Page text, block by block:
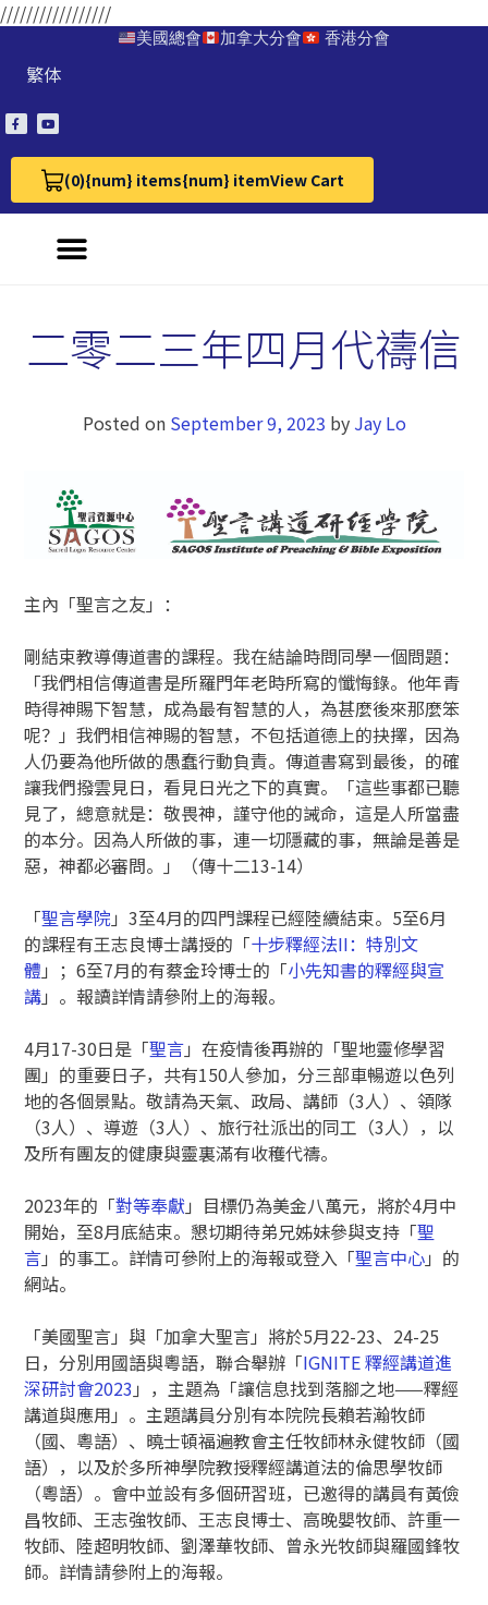
/////////////////
美國總會 加拿大分會 香港分會
繁体
(0)
View Cart 0{num} items{num} itemView Cart
二零二三年四月代禱信
Posted on September 9, 2023 by Jay Lo
主內「聖言之友」：
剛結束教導傳道書的課程。我在結論時問同學一個問題：
「我們相信傳道書是所羅門年老時所寫的懺悔錄。他年青
時得神賜下智慧，成為最有智慧的人，為甚麼後來那麼笨
呢？」我們相信神賜的智慧，不包括道德上的抉擇，因為
人仍要為他所做的愚蠢行動負責。傳道書寫到最後，的確
讓我們撥雲見日，看見日光之下的真實。「這些事都已聽
見了，總意就是：敬畏神，謹守他的誡命，這是人所當盡
的本分。因為人所做的事，連一切隱藏的事，無論是善是
惡，神都必審問。」（傳十二13-14）
「聖言學院」3至4月的四門課程已經陸續結束。5至6月
的課程有王志良博士講授的「十步釋經法II：特別文
體 」；6至7月的有蔡金玲博士的「小先知書的釋經與宣
講」。報讀詳情請參附上的海報。
4月17-30日是「聖言」在疫情後再辦的「聖地靈修學習
團」的重要日子，共有150人參加，分三部車暢遊以色列
地的各個景點。敬請為天氣、政局、講師（3人）、領隊
（3人）、導遊（3人）、旅行社派出的同工（3人），以
及所有團友的健康與靈裏滿有收穫代禱。
2023年的「對等奉獻」目標仍為美金八萬元，將於4月中
開始，至8月底結束。懇切期待弟兄姊妹參與支持「聖
言」的事工。詳情可參附上的海報或登入「聖言中心」的
網站。
「美國聖言」與「加拿大聖言」將於5月22-23、24-25
日，分別用國語與粵語，聯合舉辦「IGNITE 釋經講道進
深研討會2023 」，主題為「讓信息找到落腳之地——釋經
講道與應用」。主題講員分別有本院院長賴若瀚牧師
（國、粵語）、曉士頓福遍教會主任牧師林永健牧師（國
語），以及於多所神學院教授釋經講道法的倫思學牧師
（粵語）。會中並設有多個研習班，已邀得的講員有黃儉
昌牧師、王志強牧師、王志良博士、高晚嬰牧師、許重一
牧師、陸超明牧師、劉澤華牧師、曾永光牧師與羅國鋒牧
師。詳情請參附上的海報。